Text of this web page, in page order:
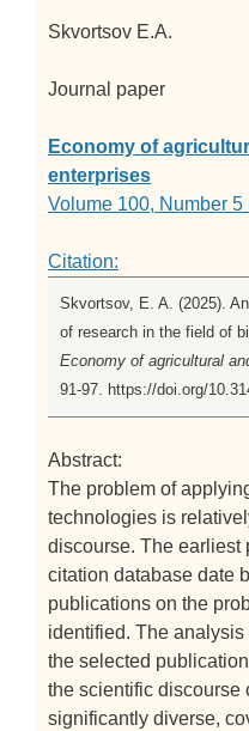
Skvortsov E.A.
Journal paper
Economy of
enterprises
Volume 100, Number 5
Citation:
Skvortsov, E. A. (2025).
of research in the field of
Economy of agricultural
91-97. https://doi.org/
Abstract:
The problem of
technologies is
discourse. The earliest
citation database date
publications on the
identified. The
the selected
the scientific discourse
significantly diverse,